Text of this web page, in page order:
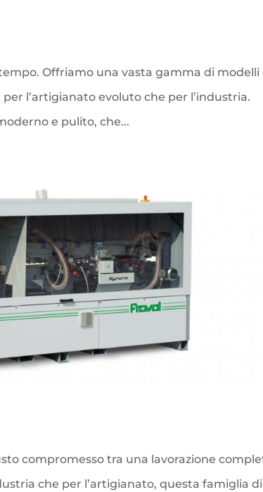
Offriamo una vasta gamma di modelli
l’artigianato evoluto che per l’industria.
e pulito, che...
compromesso tra una lavorazione
che per l’artigianato, questa famiglia di